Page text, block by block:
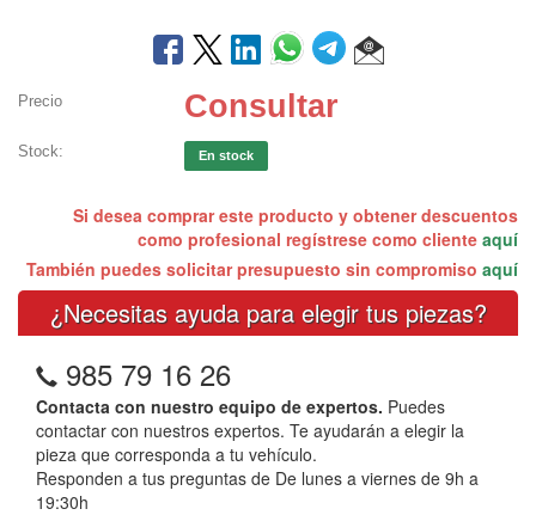
Precio Consultar
Stock: En stock
Si desea comprar este producto y obtener descuentos
como profesional regístrese como cliente aquí
También puedes solicitar presupuesto sin compromiso aquí
¿Necesitas ayuda para elegir tus piezas?
985 79 16 26
Contacta con nuestro equipo de expertos. Puedes
contactar con nuestros expertos. Te ayudarán a elegir la
pieza que corresponda a tu vehículo.
Responden a tus preguntas de De lunes a viernes de 9h a
19:30h